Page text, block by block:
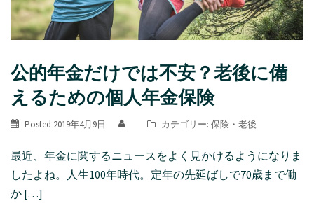
公的年金だけでは不安？老後に備
えるための個人年金保険
Posted 2019年4月9日 カテゴリー: 保険 ・ 老後
最近、年金に関するニュースをよく見かけるようになりま
したよね。人生100年時代。定年の先延ばしで70歳まで働
か […]